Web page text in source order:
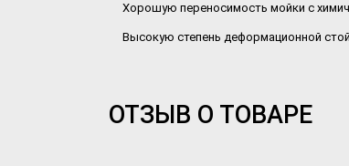
Хорошую переносимость мойки с
Высокую степень деформационной
ОТЗЫВ О ТОВАРЕ